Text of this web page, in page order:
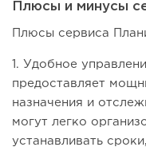
Плюсы и минусы
Плюсы сервиса
1. Удобное
предоставляет
назначения и
могут легко
устанавливать